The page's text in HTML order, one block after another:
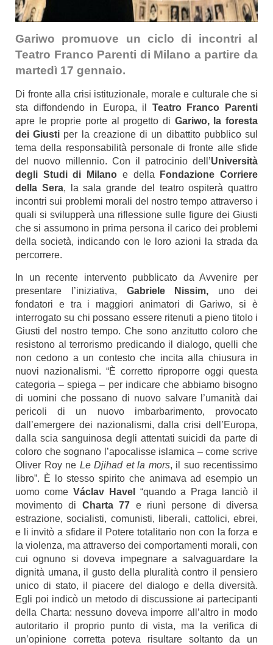
Gariwo promuove un ciclo di incontri al
Teatro Franco Parenti di Milano a partire da
martedì 17 gennaio.
Di fronte alla crisi istituzionale, morale e culturale che si
sta diffondendo in Europa, il Teatro Franco Parenti
apre le proprie porte al progetto di Gariwo, la foresta
dei Giusti per la creazione di un dibattito pubblico sul
tema della responsabilità personale di fronte alle sfide
del nuovo millennio. Con il patrocinio dell’Università
degli Studi di Milano e della
Fondazione Corriere
della Sera, la sala grande del teatro ospiterà quattro
incontri sui problemi morali del nostro tempo attraverso i
quali si svilupperà una riflessione sulle figure dei Giusti
che si assumono in prima persona il carico dei problemi
della società, indicando con le loro azioni la strada da
percorrere.
In un recente intervento pubblicato daAvvenire per
presentare l’iniziativa, Gabriele Nissim, uno dei
fondatori e tra i maggiori animatori di Gariwo, si è
interrogato su chi possano essere ritenuti a pieno titolo i
Giusti del nostro tempo. Che sono anzitutto coloro che
resistono al terrorismo predicando il dialogo, quelli che
non cedono a un contesto che incita alla chiusura in
nuovi nazionalismi. “È corretto riproporre oggi questa
categoria – spiega – per indicare che abbiamo bisogno
di uomini che possano di nuovo salvare l’umanità dai
pericoli di un nuovo imbarbarimento, provocato
dall’emergere dei nazionalismi, dalla crisi dell’Europa,
dalla scia sanguinosa degli attentati suicidi da parte di
coloro che sognano l’apocalisse islamica – come scrive
Oliver Roy ne Le Djihad et la mors, il suo recentissimo
libro”. È lo stesso spirito che animava ad esempio un
uomo come Václav Havel
“quando a Praga lanciò il
movimento di Charta 77 e riunì persone di diversa
estrazione, socialisti, comunisti, liberali, cattolici, ebrei,
e li invitò a sfidare il Potere totalitario non con la forza e
la violenza, ma attraverso dei comportamenti morali, con
cui ognuno si doveva impegnare a salvaguardare la
dignità umana, il gusto della pluralità contro il pensiero
unico di stato, il piacere del dialogo e della diversità.
Egli poi indicò un metodo di discussione ai partecipanti
della Charta: nessuno doveva imporre all’altro in modo
autoritario il proprio punto di vista, ma la verifica di
un’opinione corretta poteva risultare soltanto da un